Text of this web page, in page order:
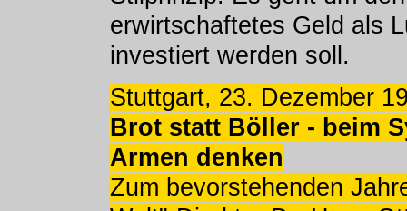
erwirtschaftetes Geld als
investiert werden soll.
Stuttgart, 23. Dezember
Brot statt Böller - beim
Armen denken
Zum bevorstehenden